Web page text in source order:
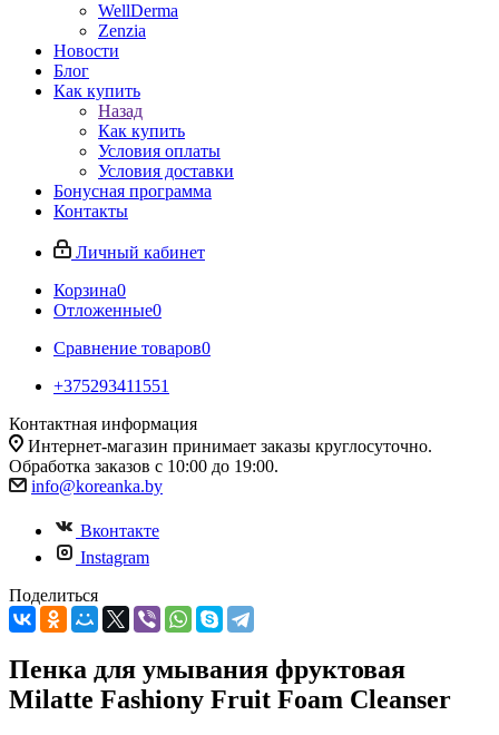
WellDerma
Zenzia
Новости
Блог
Как купить
Назад
Как купить
Условия оплаты
Условия доставки
Бонусная программа
Контакты
Личный кабинет
Корзина0
Отложенные0
Сравнение товаров0
+375293411551
Контактная информация
Интернет-магазин принимает заказы круглосуточно.
Обработка заказов с 10:00 до 19:00.
info@koreanka.by
Вконтакте
Instagram
Поделиться
Пенка для умывания фруктовая
Milatte Fashiony Fruit Foam Cleanser